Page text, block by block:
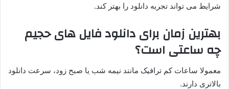
شرایط می تواند تجربه دانلود را بهتر کند.
بهترین زمان برای دانلود فایل های حجیم
چه ساعتی است؟
معمولا ساعات کم ترافیک مانند نیمه شب یا صبح زود، سرعت دانلود
بالاتری دارند.